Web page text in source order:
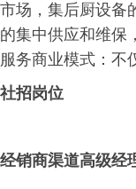
市场，集后厨设备
的集中供应和维保
服务商业模式：不
社招岗位
经销商渠道高级经